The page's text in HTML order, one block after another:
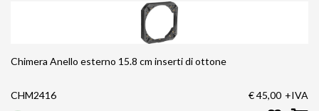
Chimera Anello esterno 15.8 cm inserti di ottone
CHM2416 € 45,00 +IVA